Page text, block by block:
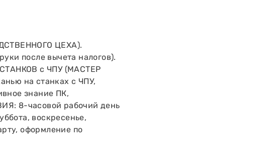
ЦЕХА).
после вычета налогов).
с ЧПУ (МАСТЕР
на станках с ЧПУ,
знание ПК,
8-часовой рабочий день
воскресенье,
оформление по